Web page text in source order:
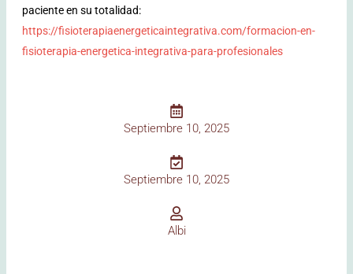
paciente en su totalidad:
https://fisioterapiaenergeticaintegrativa.com/formacion-en-
fisioterapia-energetica-integrativa-para-profesionales
Septiembre 10, 2025
Septiembre 10, 2025
Albi